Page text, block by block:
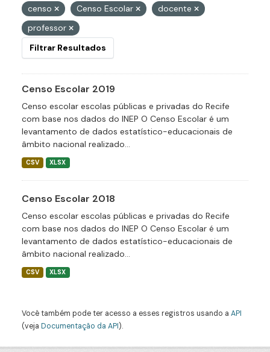
censo
Censo Escolar
docente
professor
Filtrar Resultados
Censo Escolar 2019
Censo escolar escolas públicas e privadas do Recife
com base nos dados do INEP O Censo Escolar é um
levantamento de dados estatístico-educacionais de
âmbito nacional realizado...
CSV XLSX
Censo Escolar 2018
Censo escolar escolas públicas e privadas do Recife
com base nos dados do INEP O Censo Escolar é um
levantamento de dados estatístico-educacionais de
âmbito nacional realizado...
CSV XLSX
Você também pode ter acesso a esses registros usando a API
(veja Documentação da API).